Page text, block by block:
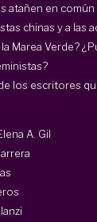
atañen en común
chinas y a las
Marea Verde?
los escritores
A. Gil